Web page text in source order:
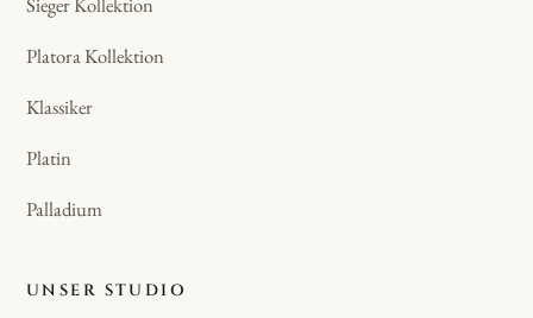
Platora Kollektion
Klassiker
Platin
Palladium
UNSER STUDIO